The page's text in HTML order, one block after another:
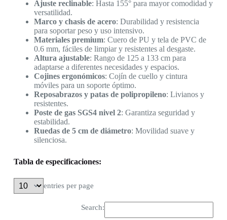
Ajuste reclinable: Hasta 155° para mayor comodidad y
versatilidad.
Marco y chasis de acero: Durabilidad y resistencia
para soportar peso y uso intensivo.
Materiales premium: Cuero de PU y tela de PVC de
0.6 mm, fáciles de limpiar y resistentes al desgaste.
Altura ajustable: Rango de 125 a 133 cm para
adaptarse a diferentes necesidades y espacios.
Cojines ergonómicos: Cojín de cuello y cintura
móviles para un soporte óptimo.
Reposabrazos y patas de polipropileno: Livianos y
resistentes.
Poste de gas SGS4 nivel 2: Garantiza seguridad y
estabilidad.
Ruedas de 5 cm de diámetro: Movilidad suave y
silenciosa.
Tabla de especificaciones:
entries per page
Search: